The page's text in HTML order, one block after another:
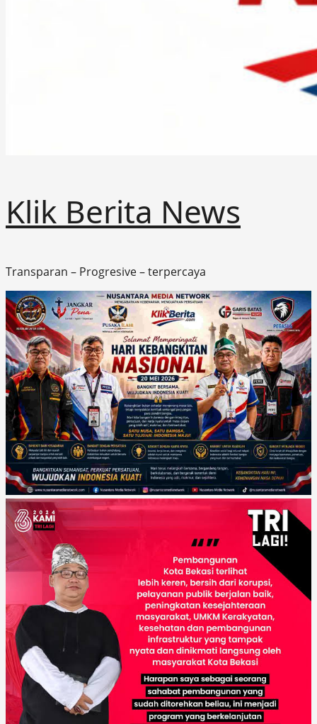
Klik Berita News
Transparan – Progresive – terpercaya